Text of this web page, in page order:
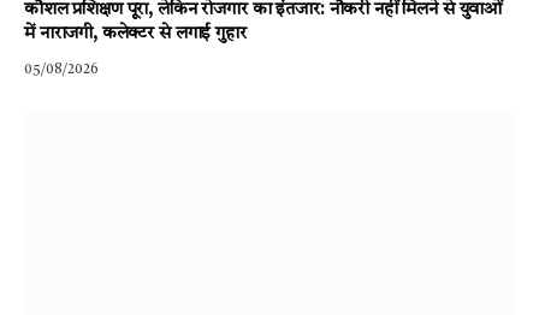
कौशल प्रशिक्षण पूरा, लेकिन रोजगार का इंतजार: नौकरी नहीं मिलने से युवाओं
में नाराजगी, कलेक्टर से लगाई गुहार
05/08/2026